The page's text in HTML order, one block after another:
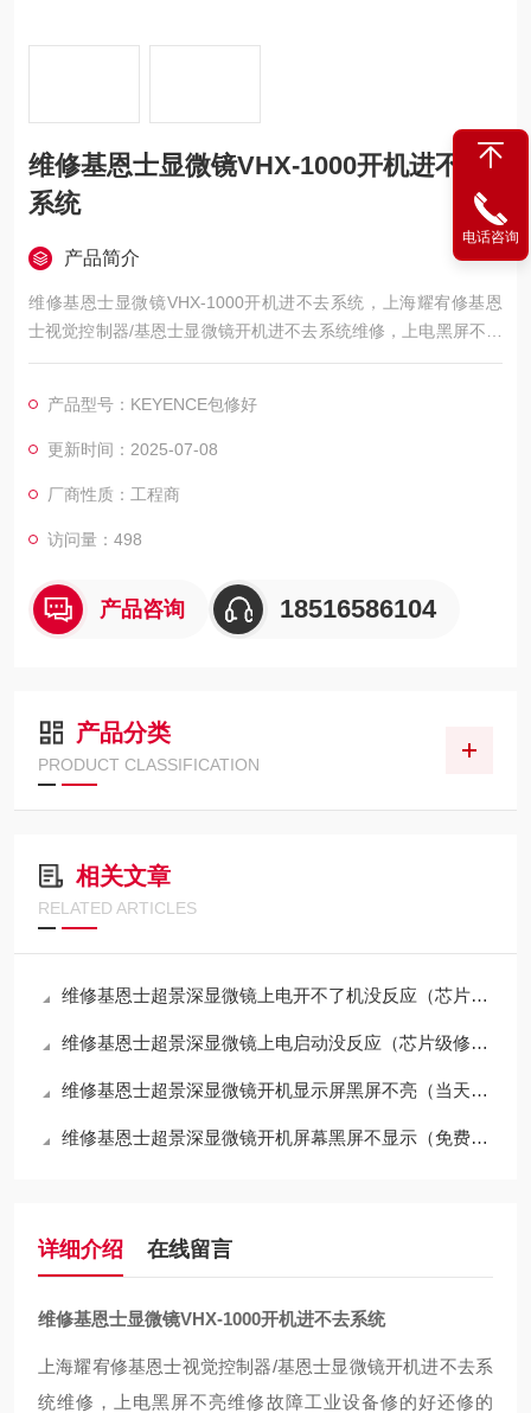
维修基恩士显微镜VHX-1000开机进不去
系统
产品简介
维修基恩士显微镜VHX-1000开机进不去系统，上海耀宥修基恩
士视觉控制器/基恩士显微镜开机进不去系统维修，上电黑屏不亮
维修故障工业设备修的好还修的快，我公司库存各系列基恩士配
好不易坏，很多修好用到报废都有。如果需要维修可以发给我公
司处理，另外公司基恩士模拟测试平台等在线测速仪都齐全，在
产品型号：KEYENCE包修好
更新时间：2025-07-08
厂商性质：工程商
访问量：498
产品咨询 18516586104
产品分类
PRODUCT CLASSIFICATION
相关文章
RELATED ARTICLES
维修基恩士超景深显微镜上电开不了机没反应（芯片级修理）
维修基恩士超景深显微镜上电启动没反应（芯片级修理）
维修基恩士超景深显微镜开机显示屏黑屏不亮（当天修好故障）
维修基恩士超景深显微镜开机屏幕黑屏不显示（免费检测）
详细介绍 在线留言
维修基恩士显微镜VHX-1000开机进不去系统
上海耀宥修基恩士视觉控制器/基恩士显微镜开机进不去系
统维修，上电黑屏不亮维修故障工业设备修的好还修的
电话咨询